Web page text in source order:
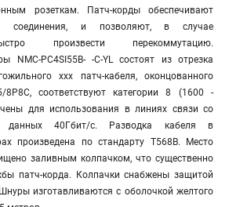
розеткам. Патч-корды обеспечивают
соединения, и позволяют, в случае
произвести перекоммутацию.
NMC-PC4SI55B- -C-YL состоят из отрезка
xxx патч-кабеля, оконцованного
соответствуют категории 8 (1600 -
для использования в линиях связи со
данных 40Гбит/с. Разводка кабеля в
произведена по стандарту T568B. Место
заливным колпачком, что существенно
патч-корда. Колпачки снабжены защитой
изготавливаются с оболочкой желтого